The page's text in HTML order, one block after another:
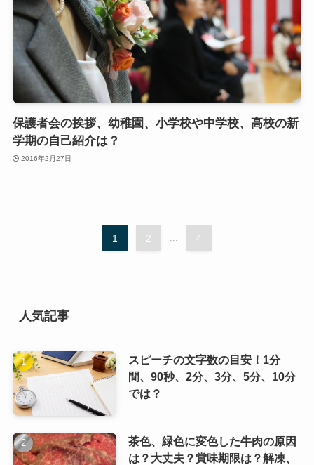
保護者会の挨拶、幼稚園、小学校や中学校、高校の新
学期の自己紹介は？
2016年2月27日
1 2 4
人気記事
スピーチの文字数の目安！1分
間、90秒、2分、3分、5分、10分
では？
茶色、緑色に変色した牛肉の原因
は？大丈夫？賞味期限は？解凍、